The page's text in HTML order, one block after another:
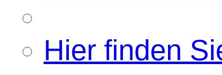
Hier finden